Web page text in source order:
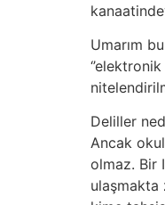
Umarım
Deliller
Ancak
olmaz. Bir
ulaşmakta